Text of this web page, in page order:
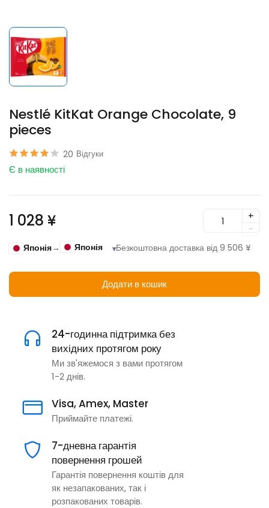
Nestlé KitKat Orange Chocolate, 9
pieces
20 Відгуки
Є в наявності
1 028 ¥
+
-
Японія→ Японія ▾Безкоштовна доставка від 9 506 ¥
Додати в кошик
24-годинна підтримка без
вихідних протягом року
Ми зв'яжемося з вами протягом
1-2 днів.
Visa, Amex, Master
Приймайте платежі.
7-дневна гарантія
повернення грошей
Гарантія повернення коштів для
як незапакованих, так і
розпакованих товарів.